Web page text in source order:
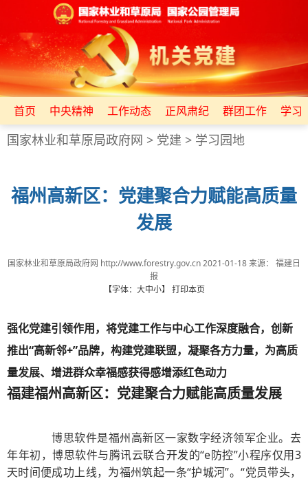
首页 中央精神 工作动态 正风肃纪 群团工作 学习
国家林业和草原局政府网 > 党建 > 学习园地
福州高新区：党建聚合力赋能高质量
发展
国家林业和草原局政府网 http://www.forestry.gov.cn2021-01-18来源： 福建日
报
【字体： 大中小】 打印本页
强化党建引领作用，将党建工作与中心工作深度融合，创新
推出“高新邻+”品牌，构建党建联盟，凝聚各方力量，为高质
量发展、增进群众幸福感获得感增添红色动力
福建福州高新区：党建聚合力赋能高质量发展
博思软件是福州高新区一家数字经济领军企业。去
年年初，博思软件与腾讯云联合开发的“e防控”小程序仅用3
天时间便成功上线，为福州筑起一条“护城河”。“党员带头，